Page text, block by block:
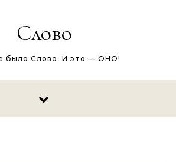
Слово
было Слово. И это — ОНО!